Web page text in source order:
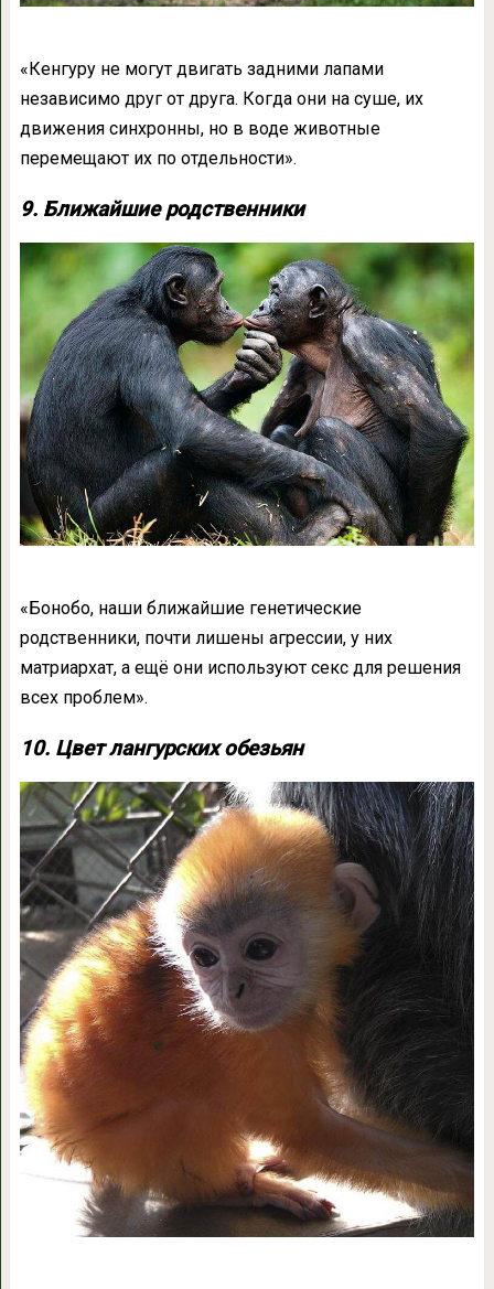
«Кенгуру не могут двигать задними лапами
независимо друг от друга. Когда они на суше, их
движения синхронны, но в воде животные
перемещают их по отдельности».
9. Ближайшие родственники
«Бонобо, наши ближайшие генетические
родственники, почти лишены агрессии, у них
матриархат, а ещё они используют секс для решения
всех проблем».
10. Цвет лангурских обезьян